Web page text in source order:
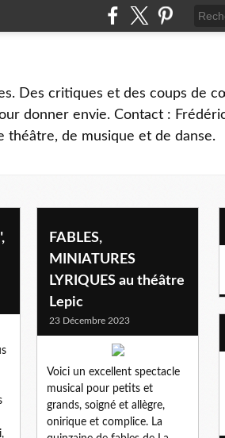
Des critiques et des coups de
donner envie. Contact :
théâtre, de musique et de danse.
FABLES,
MINIATURES
LYRIQUES au théâtre
Lepic
23 Décembre 2023
Voici un excellent spectacle
musical pour petits et
grands, soigné et allègre,
onirique et complice. La